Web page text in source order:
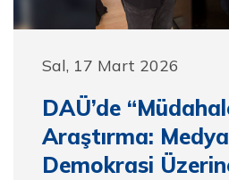
Sal, 17 Mart 2026
DAÜ’de
Araştırma:
Demokrasi